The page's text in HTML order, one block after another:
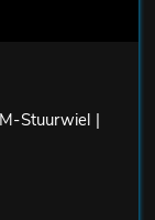
Stuurwiel |